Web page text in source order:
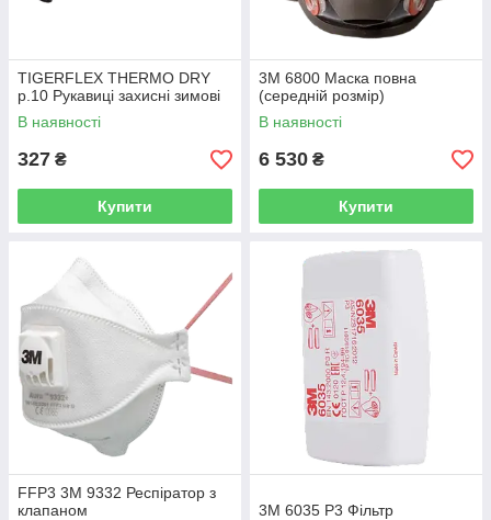
TIGERFLEX THERMO DRY
р.10 Рукавиці захисні зимові
В наявності
327 ₴
Купити
3М 6800 Маска повна
(середній розмір)
В наявності
6 530 ₴
Купити
FFP3 3М 9332 Респіратор з
клапаном
3М 6035 Р3 Фільтр